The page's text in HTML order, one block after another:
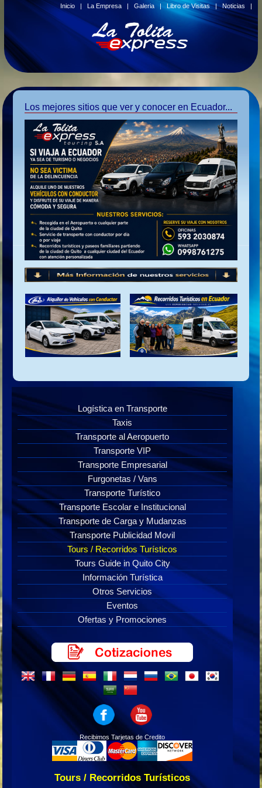
Inicio |La Empresa |Galeria |Libro de Visitas|Noticias |
Los mejores sitios que ver y conocer en Ecuador...
Logística en Transporte
Taxis
Transporte al Aeropuerto
Transporte VIP
Transporte Empresarial
Furgonetas / Vans
Transporte Turístico
Transporte Escolar e Institucional
Transporte de Carga y Mudanzas
Transporte Publicidad Movil
Tours / Recorridos Turísticos
Tours Guide in Quito City
Información Turística
Otros Servicios
Eventos
Ofertas y Promociones
Recibimos Tarjetas de Credito
Tours / Recorridos Turísticos